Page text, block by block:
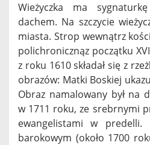
Wieżyczka ma
dachem. Na szczycie
miasta. Strop wewnątrz
polichronicznąz początku
z roku 1610 składał się z
obrazów: Matki Boskiej
Obraz namalowany był na
w 1711 roku, ze srebrnymi
ewangelistami w
barokowym (około 1700